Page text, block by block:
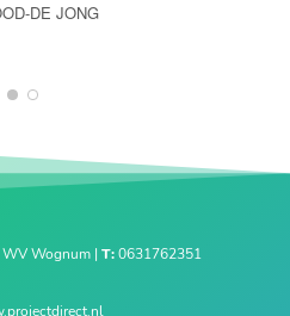
DE JONG
1 2
WV Wognum |T:0631762351